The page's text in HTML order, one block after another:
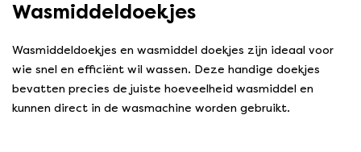
Wasmiddeldoekjes
Wasmiddeldoekjes en wasmiddel doekjes zijn ideaal voor
wie snel en efficiënt wil wassen. Deze handige doekjes
bevatten precies de juiste hoeveelheid wasmiddel en
kunnen direct in de wasmachine worden gebruikt.